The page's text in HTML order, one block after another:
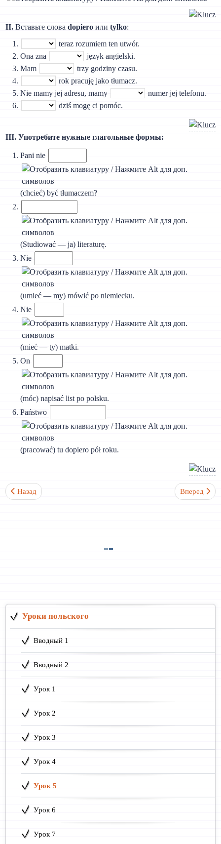
II. Вставьте словаdopiero илиtylko:
teraz rozumiem ten utwór.
Ona zna
język angielski.
Mam
trzy godziny czasu.
rok pracuję jako tłumacz.
Nie mamy jej adresu, mamy
numer jej telefonu.
dziś mogę ci pomóc.
III. Употребите нужные глагольные формы:
Pani nie
(chcieć) być tłumaczem?
(Studiować — ja) literaturę.
Nie
(umieć — my) mówić po niemiecku.
Nie
(mieć — ty) matki.
On
(móc) napisać list po polsku.
Państwo
(pracować) tu dopiero pół roku.
Предыдущий: Урок 4. Творительный падеж. Настоящее время
Назад Следующий:
Вперед
Уроки польского
Вводный 1
Вводный 2
Урок 1
Урок 2
Урок 3
Урок 4
Урок 5
Урок 6
Урок 7